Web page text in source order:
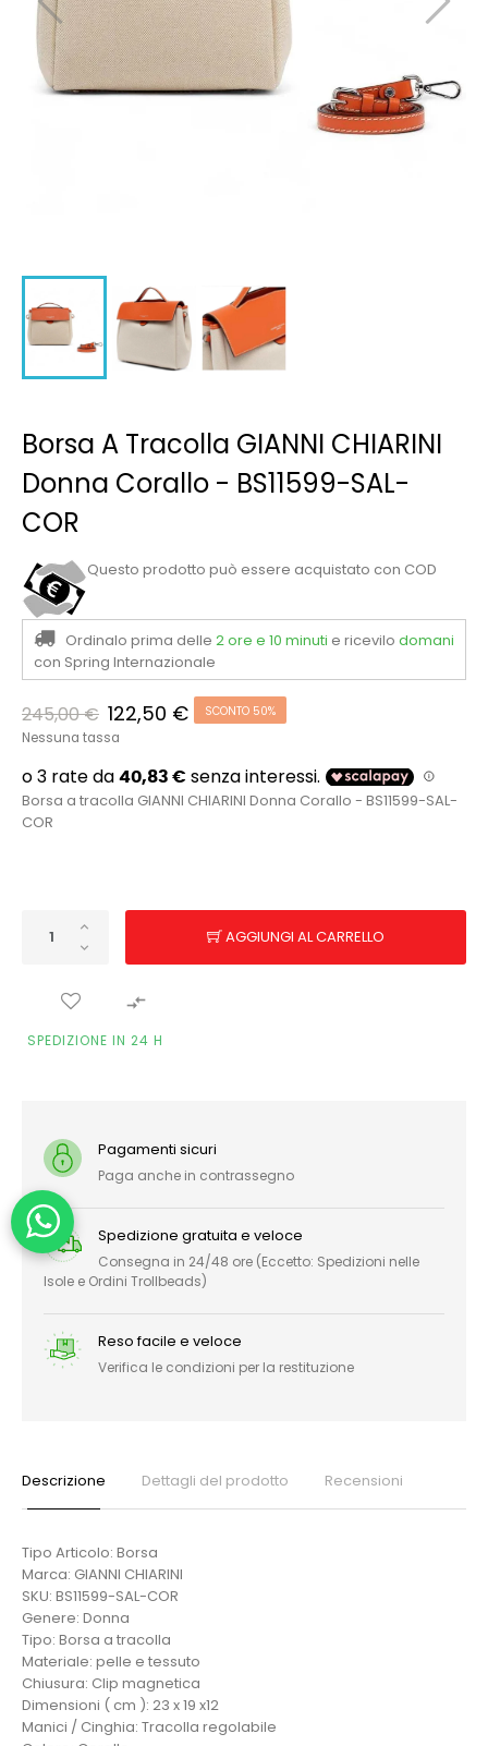
Borsa A Tracolla GIANNI CHIARINI
Donna Corallo - BS11599-SAL-
COR
Questo prodotto può essere acquistato con COD
Ordinalo prima delle 2 ore e 10 minuti e ricevilo domani
con Spring Internazionale
245,00 € 122,50 € SCONTO 50%
Nessuna tassa
Borsa a tracolla GIANNI CHIARINI Donna Corallo - BS11599-SAL-
COR
AGGIUNGI AL CARRELLO

SPEDIZIONE IN 24 H
Pagamenti sicuri
Paga anche in contrassegno
Spedizione gratuita e veloce
Consegna in 24/48 ore (Eccetto: Spedizioni nelle
Isole e Ordini Trollbeads)
Reso facile e veloce
Verifica le condizioni per la restituzione
Descrizione Dettagli del prodotto Recensioni
Tipo Articolo: Borsa
Marca: GIANNI CHIARINI
SKU: BS11599-SAL-COR
Genere: Donna
Tipo: Borsa a tracolla
Materiale: pelle e tessuto
Chiusura: Clip magnetica
Dimensioni ( cm ): 23 x 19 x12
Manici / Cinghia: Tracolla regolabile